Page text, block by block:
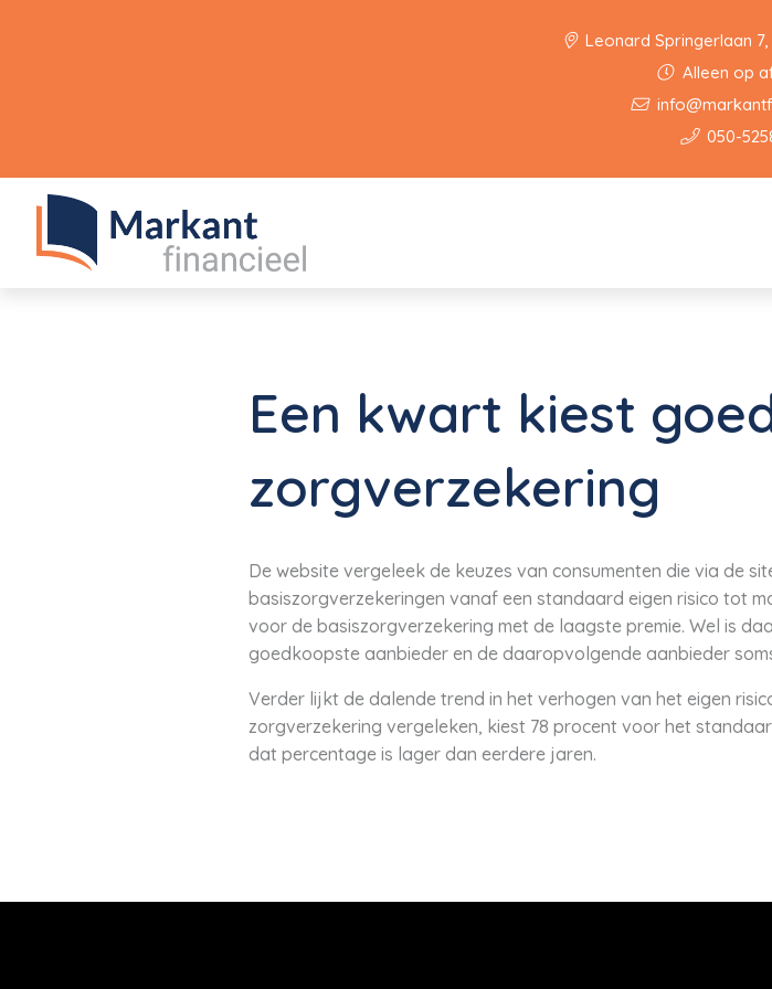
Leonard Springerlaan 7,
Alleen op
050-
Een kwart kiest
zorgverzekering
De website vergeleek de keuzes van consumenten die via de
basiszorgverzekeringen vanaf een standaard eigen risico tot
voor de basiszorgverzekering met de laagste premie. Wel is
goedkoopste aanbieder en de daaropvolgende aanbieder
Verder lijkt de dalende trend in het verhogen van het eigen
zorgverzekering vergeleken, kiest 78 procent voor het
dat percentage is lager dan eerdere jaren.